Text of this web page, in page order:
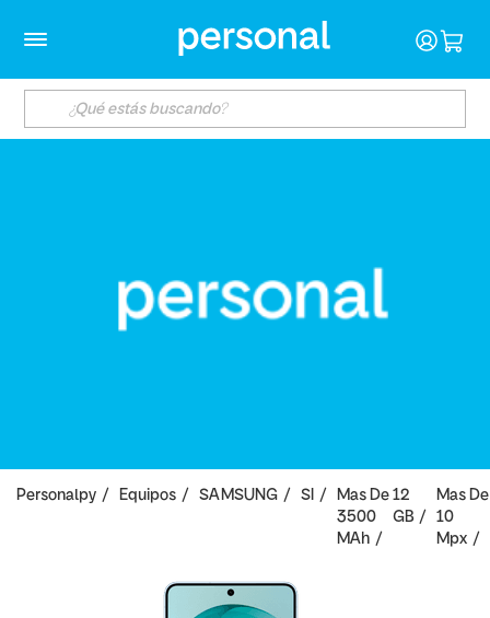
Personalpy Equipos SAMSUNG SI
Mas De
3500
MAh
12
GB
Mas De
10
Mpx